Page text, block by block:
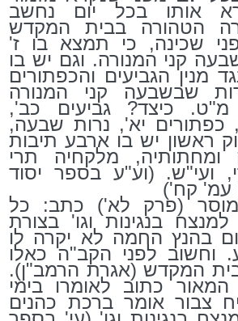
אותו בכל יום נחשב
הטהורה בבית המקדש
שכינה, כי תמצא בו ז'
קני המנורה. וגם יש בו
מנין הגביעים והכפתורים
שבשבעה קני המנורה
מ"ט. כיצד? גביעים כב',
יא', נרות שבעה,
ראשון יש בו ארבע תיבות
ומחתותיה, מלקחיה תרי
ועי"ש. (וע"ע בספר יסוד
עמ' קח')
(פרק לא') כתב: כל
בנגינות וגו' בצורת
בהנץ החמה לא יקרה לו
וחשוב לפני הקב"ה כאלו
המקדש (אגרת הרמב"ן).
כתוב לאומרו בימי
צבור אומר ברכת כהנים